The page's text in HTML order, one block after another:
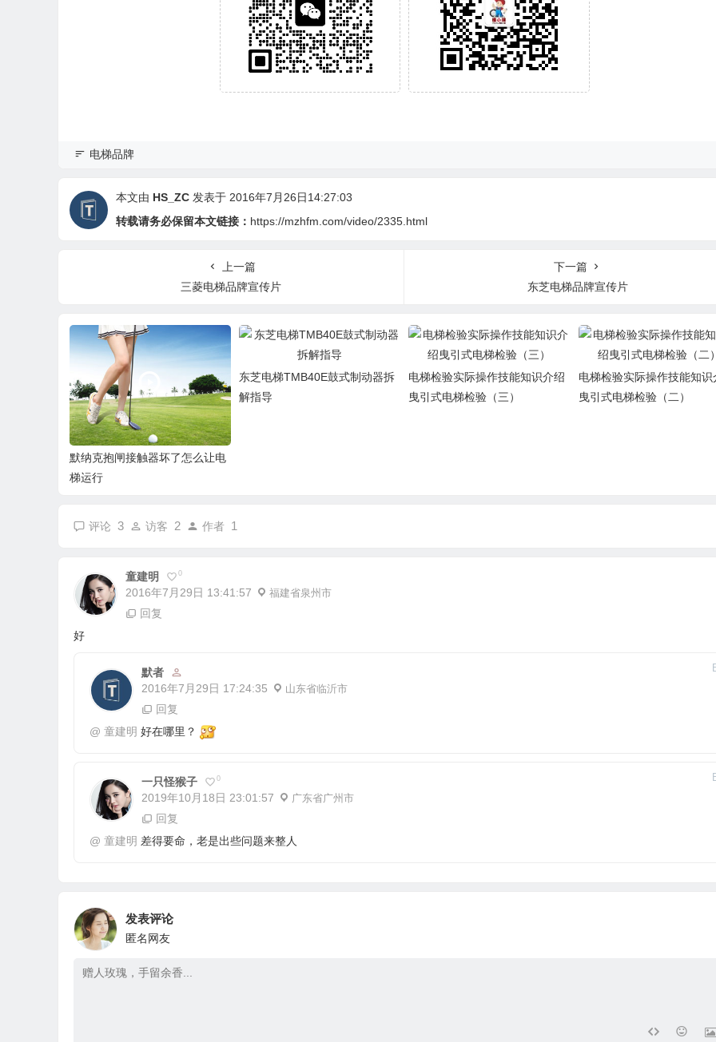
电梯品牌
本文由 HS_ZC 发表于 2016年7月26日14:27:03
转载请务必保留本文链接： https://mzhfm.com/video/2335.html
上一篇
三菱电梯品牌宣传片
下一篇
东芝电梯品牌宣传片
默纳克抱闸接触器坏了怎么让电
梯运行
东芝电梯TMB40E鼓式制动器拆
解指导
电梯检验实际操作技能知识介绍
曳引式电梯检验（三）
电梯检验实际操作技能知识
曳引式电梯检验（二）
评论 3 访客 2 作者 1
童建明 0
2016年7月29日 13:41:57 福建省泉州市
回复
好
默者
2016年7月29日 17:24:35
山东省临沂市
回复
@ 童建明 好在哪里？
一只怪猴子 0
2019年10月18日 23:01:57 广东省广州市
回复
@ 童建明 差得要命，老是出些问题来整人
发表评论
匿名网友